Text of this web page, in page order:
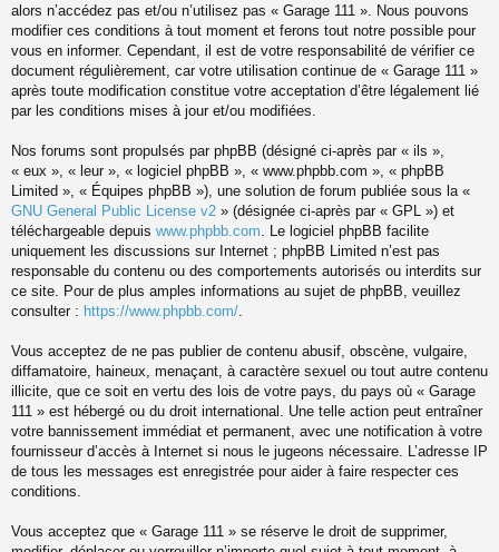
alors n’accédez pas et/ou n’utilisez pas « Garage 111 ». Nous pouvons
modifier ces conditions à tout moment et ferons tout notre possible pour
vous en informer. Cependant, il est de votre responsabilité de vérifier ce
document régulièrement, car votre utilisation continue de « Garage 111 »
après toute modification constitue votre acceptation d’être légalement lié
par les conditions mises à jour et/ou modifiées.
Nos forums sont propulsés par phpBB (désigné ci-après par « ils »,
« eux », « leur », « logiciel phpBB », « www.phpbb.com », « phpBB
Limited », « Équipes phpBB »), une solution de forum publiée sous la «
GNU General Public License v2 » (désignée ci-après par « GPL ») et
téléchargeable depuis www.phpbb.com . Le logiciel phpBB facilite
uniquement les discussions sur Internet ; phpBB Limited n’est pas
responsable du contenu ou des comportements autorisés ou interdits sur
ce site. Pour de plus amples informations au sujet de phpBB, veuillez
consulter : https://www.phpbb.com/
Vous acceptez de ne pas publier de contenu abusif, obscène, vulgaire,
diffamatoire, haineux, menaçant, à caractère sexuel ou tout autre contenu
illicite, que ce soit en vertu des lois de votre pays, du pays où « Garage
111 » est hébergé ou du droit international. Une telle action peut entraîner
votre bannissement immédiat et permanent, avec une notification à votre
fournisseur d’accès à Internet si nous le jugeons nécessaire. L’adresse IP
de tous les messages est enregistrée pour aider à faire respecter ces
conditions.
Vous acceptez que « Garage 111 » se réserve le droit de supprimer,